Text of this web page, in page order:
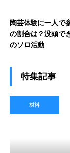
陶芸体験に一人で
の割合は？没頭で
のソロ活動
特集記事
材料